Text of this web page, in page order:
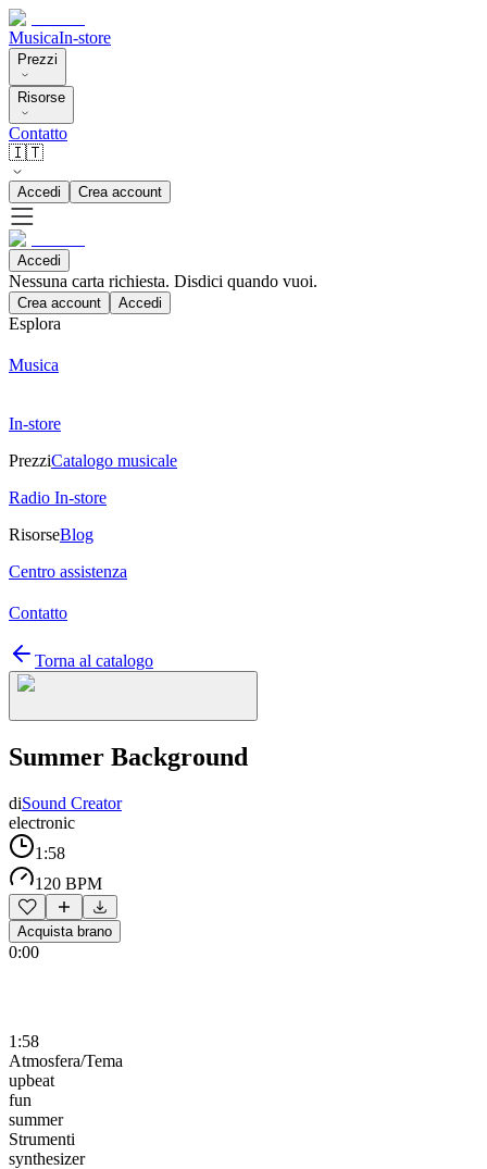
MusicaIn-store
Prezzi
Risorse
Contatto
🇮🇹
Accedi Crea account
Accedi
Nessuna carta richiesta. Disdici quando vuoi.
Crea account Accedi
Esplora
Musica
In-store
PrezziCatalogo musicale
Radio In-store
RisorseBlog
Centro assistenza
Contatto
Torna al catalogo
Summer Background
diSound Creator
electronic
1:58
120 BPM
Acquista brano
0:00
1:58
Atmosfera/Tema
upbeat
fun
summer
Strumenti
synthesizer